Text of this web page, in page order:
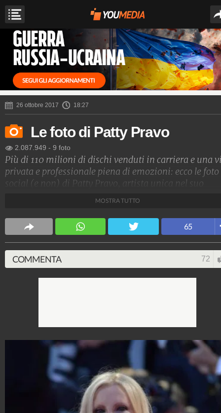
26 ottobre 2017 18:27
Le foto di Patty Pravo
2.087.949 - 9 foto
Più di 110 milioni di dischi venduti in carriera e una
privata e professionale piena di emozioni: ecco le foto
social (e non) di Patty Pravo, artista unica nel suo
Spettacolo Fanpage
4.053.353.301 9.454 video 76.076 foto
MOSTRA TUTTO
65
COMMENTA 72